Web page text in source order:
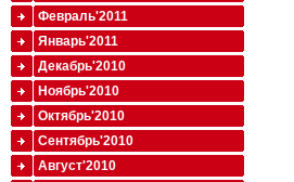
Февраль'2011
Январь'2011
Декабрь'2010
Ноябрь'2010
Октябрь'2010
Сентябрь'2010
Август'2010